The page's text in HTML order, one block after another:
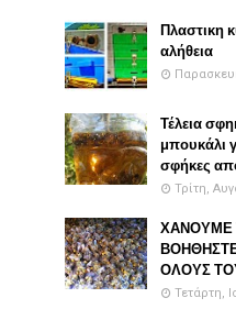
Πλαστικη
αλήθεια
Τέλεια
μπουκάλι
σφήκες
Τρίτη,
ΧΑΝΟΥΜΕ
ΟΛΟΥΣ
Τετάρτη,